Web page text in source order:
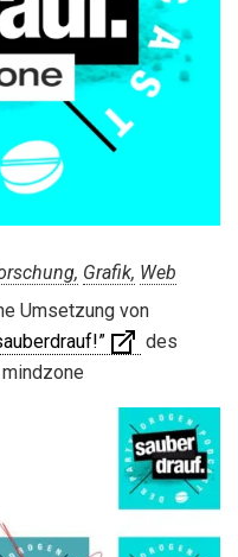
Grafik Web
Umsetzung von
des